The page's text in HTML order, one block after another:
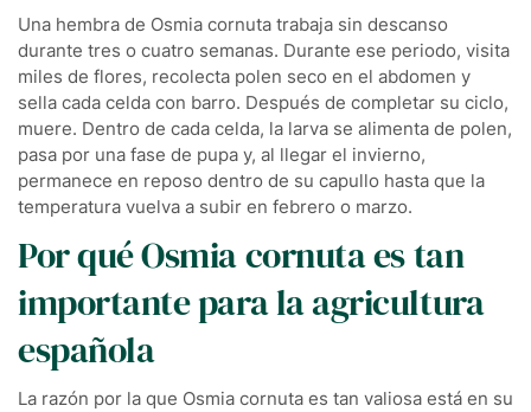
Una hembra de Osmia cornuta trabaja sin descanso
durante tres o cuatro semanas. Durante ese periodo, visita
miles de flores, recolecta polen seco en el abdomen y
sella cada celda con barro. Después de completar su ciclo,
muere. Dentro de cada celda, la larva se alimenta de polen,
pasa por una fase de pupa y, al llegar el invierno,
permanece en reposo dentro de su capullo hasta que la
temperatura vuelva a subir en febrero o marzo.
Por qué Osmia cornuta es tan
importante para la agricultura
española
La razón por la que Osmia cornuta es tan valiosa está en su